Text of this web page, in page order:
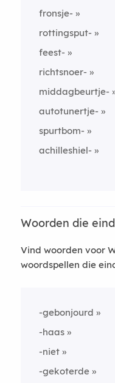
fronsje-
rottingsput-
feest-
richtsnoer-
middagbeurtje-
autotunertje-
spurtbom-
achilleshiel-
Woorden die
Vind woorden voor
woordspellen die
-gebonjourd
-haas
-niet
-gekoterde